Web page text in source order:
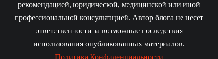
рекомендацией, юридической, медицинской или иной
профессиональной консультацией. Автор блога не несет
ответственности за возможные последствия
использования опубликованных материалов.
Политика Конфиденциальности